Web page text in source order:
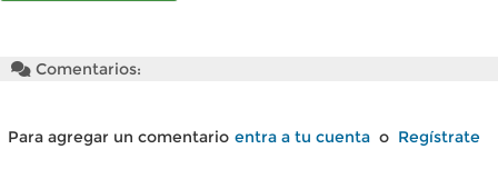
Comentarios:
Para agregar un comentario entra a tu cuenta o Regístrate